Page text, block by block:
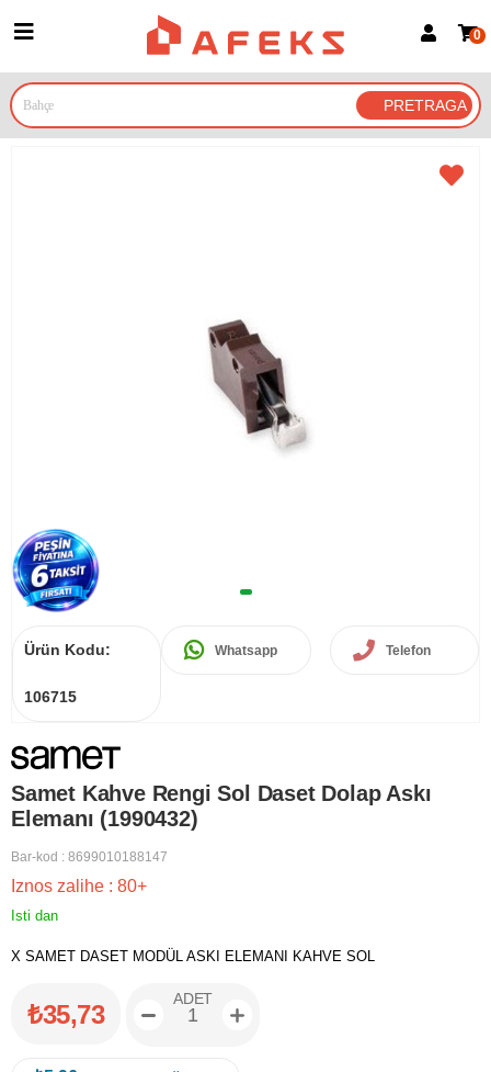
Prijava za članove
Prijavite se Google nalogom
0
Ürün Kodu:
106715
Whatsapp Telefon
Samet Kahve Rengi Sol Daset Dolap Askı
Elemanı (1990432)
Bar-kod : 8699010188147
Iznos zalihe : 80+
Isti dan
X SAMET DASET MODÜL ASKI ELEMANI KAHVE SOL
₺35,73
ADET